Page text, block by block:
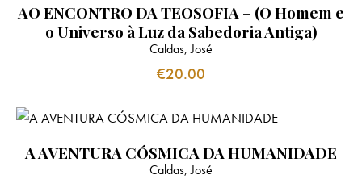
AO ENCONTRO DA TEOSOFIA – (O Homem e
o Universo à Luz da Sabedoria Antiga)
Caldas, José
€20.00
A AVENTURA CÓSMICA DA HUMANIDADE
Caldas, José